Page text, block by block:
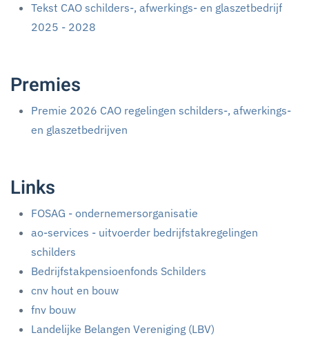
Tekst CAO schilders-, afwerkings- en glaszetbedrijf
2025 - 2028
Premies
Premie 2026 CAO regelingen schilders-, afwerkings-
en glaszetbedrijven
Links
FOSAG - ondernemersorganisatie
ao-services - uitvoerder bedrijfstakregelingen
schilders
Bedrijfstakpensioenfonds Schilders
cnv hout en bouw
fnv bouw
Landelijke Belangen Vereniging (LBV)